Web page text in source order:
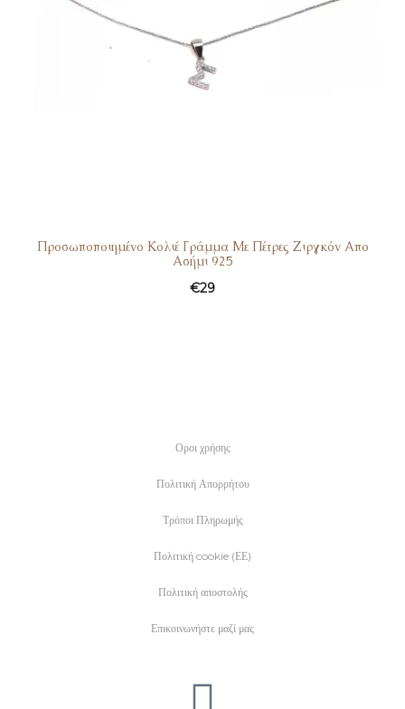
Προσωποποιημένο Κολιέ Γράμμα Με Πέτρες Ζιργκόν Απο
Ασήμι 925
€29
Οροι χρήσης
Πολιτική Απορρήτου
Τρόποι Πληρωμής
Πολιτική cookie (ΕΕ)
Πολιτική αποστολής
Επικοινωνήστε μαζί μας